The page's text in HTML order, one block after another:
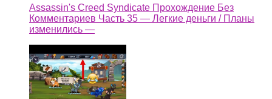
Assassin's Creed Syndicate Прохождение Без
Комментариев Часть 35 — Легкие деньги / Планы
изменились —